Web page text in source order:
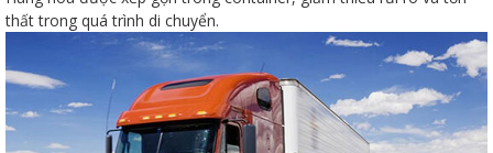
thất trong quá trình di chuyển.